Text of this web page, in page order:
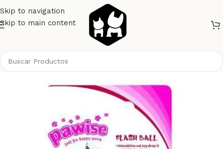
Skip to navigation
Skip to main content